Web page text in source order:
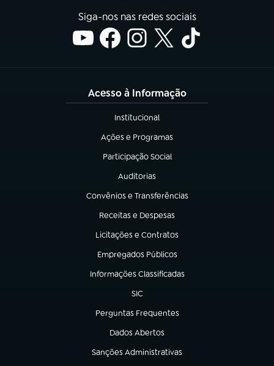
Siga-nos nas redes sociais
Acesso à Informação
Institucional
(abre em nova aba)
Ações e Programas
(abre em nova aba)
Participação Social
(abre em nova aba)
Auditorias
(abre em nova aba)
Convênios e Transferências
(abre em nova aba)
Receitas e Despesas
(abre em nova aba)
Licitações e Contratos
(abre em nova aba)
Empregados Públicos
(abre em nova aba)
Informações Classificadas
(abre em nova aba)
SIC
(abre em nova aba)
Perguntas Frequentes
(abre em nova aba)
Dados Abertos
(abre em nova aba)
Sanções Administrativas
(abre em nova aba)